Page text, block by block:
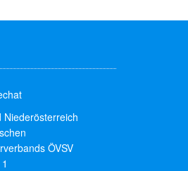
Niederösterreich
ÖVSV